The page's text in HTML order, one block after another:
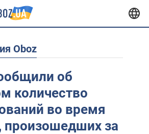
Oboz
об
количество
во время
произошедших за